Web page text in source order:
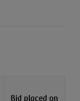
Bid placed on